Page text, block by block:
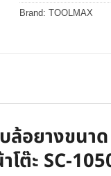
Brand: TOOLMAX
ล้อยางขนา
ต๊ะ SC-